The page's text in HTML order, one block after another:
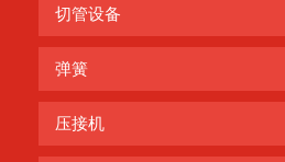
切管设备
弹簧
压接机